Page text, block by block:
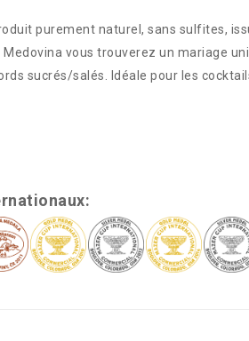
purement naturel, sans sulfites,
vous trouverez un mariage
sucrés/salés. Idéale pour les